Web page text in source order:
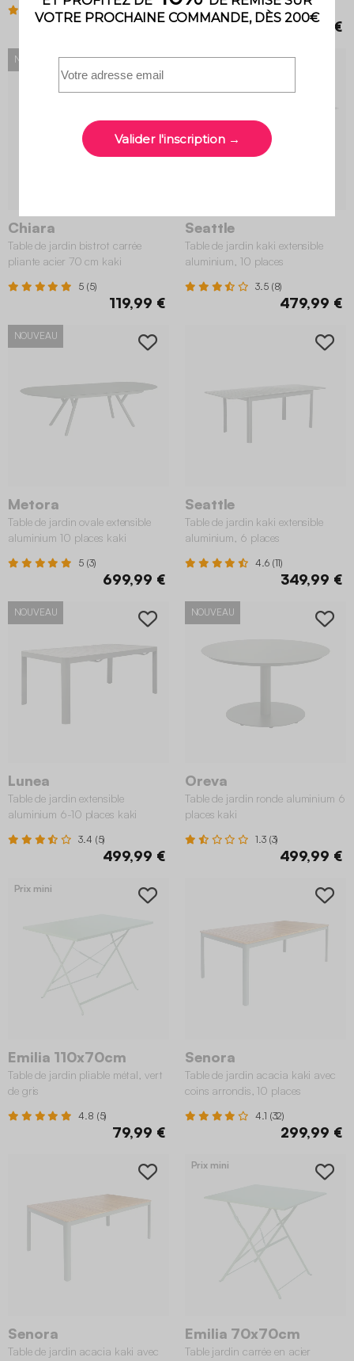
4.1 (27)
399,99 €
2.5 (2)
449,99 €
NOUVEAU
Chiara
Table de jardin bistrot carrée
pliante acier 70 cm kaki
5 (5)
119,99 €
Seattle
Table de jardin kaki extensible
aluminium, 10 places
3.5 (8)
479,99 €
NOUVEAU
Metora
Table de jardin ovale extensible
aluminium 10 places kaki
5 (3)
699,99 €
Seattle
Table de jardin kaki extensible
aluminium, 6 places
4.6 (11)
349,99 €
NOUVEAU
Lunea
Table de jardin extensible
aluminium 6-10 places kaki
3.4 (5)
499,99 €
NOUVEAU
Oreva
Table de jardin ronde aluminium 6
places kaki
1.3 (3)
499,99 €
Prix mini
Emilia 110x70cm
Table de jardin pliable métal, vert
de gris
4.8 (5)
79,99 €
Senora
Table de jardin acacia kaki avec
coins arrondis, 10 places
4.1 (32)
299,99 €
Senora
Table de jardin acacia kaki avec
Prix mini
Emilia 70x70cm
Table jardin carrée en acier